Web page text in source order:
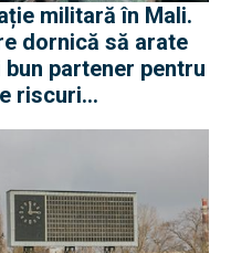
militară în Mali.
dornică să arate
partener pentru
riscuri